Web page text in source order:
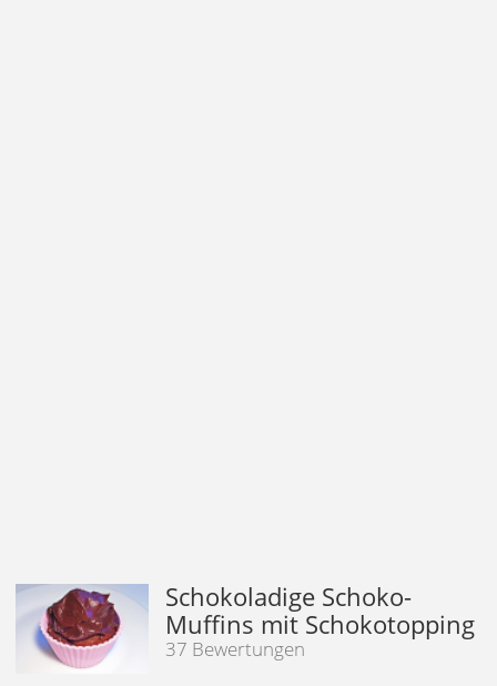
Schokoladige Schoko-
Muffins mit Schokotopping
37 Bewertungen